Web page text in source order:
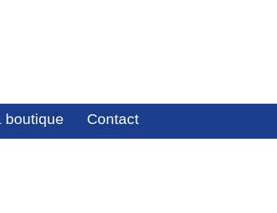
boutique Contact